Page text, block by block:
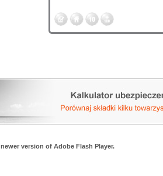
version of Adobe Flash Player.